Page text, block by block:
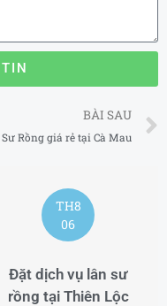
BÀI SAU
Rồng giá rẻ tại Cà Mau
TH8
06
Đặt dịch vụ lân sư
rồng tại Thiên Lộc